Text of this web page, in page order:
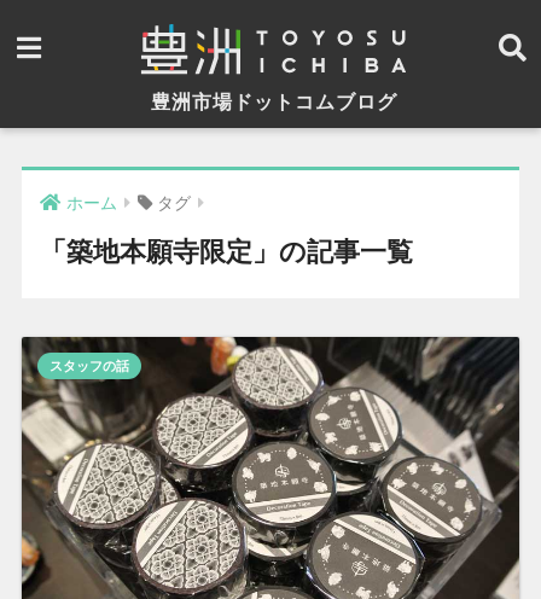
豊洲市場ドットコムブログ
ホーム タグ
「築地本願寺限定」の記事一覧
スタッフの話